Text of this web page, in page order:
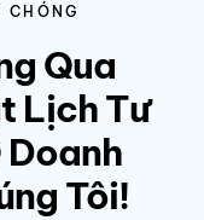
Qua
Lịch Tư
Doanh
Tôi!